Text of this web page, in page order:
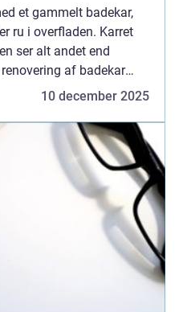
et gammelt badekar,
ru i overfladen. Karret
ser alt andet end
af badekar
at skifte h...
10 december 2025